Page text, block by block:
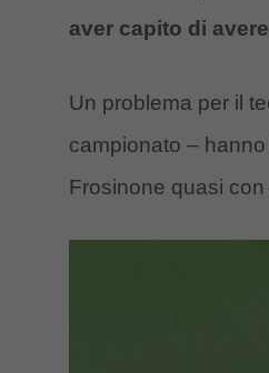
aver capito di
Un problema per il
campionato –
Frosinone quasi